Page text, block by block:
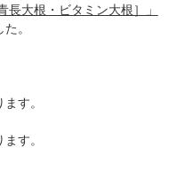
長大根・ビタミン大根］」
。
す。
す。